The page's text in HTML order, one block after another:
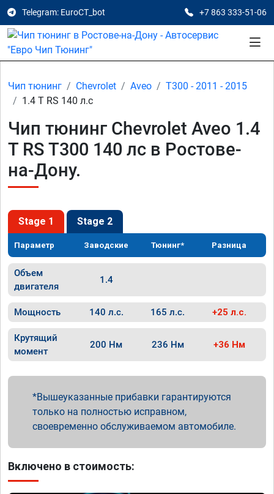
Telegram: EuroCT_bot +7 863 333-51-06
Чип тюнинг Chevrolet Aveo
T300 - 2011 - 2015
1.4 T RS 140 л.с
Чип тюнинг Chevrolet Aveo 1.4
T RS T300 140 лс в Ростове-
на-Дону.
Stage 1 Stage 2
Параметр Заводские Тюнинг* Разница
Объем
двигателя
1.4
Мощность 140 л.с. 165 л.с. +25 л.с.
Крутящий
момент
200 Нм 236 Нм +36 Нм
Вышеуказанные прибавки гарантируются
только на полностью исправном,
своевременно обслуживаемом автомобиле.
Включено в стоимость: